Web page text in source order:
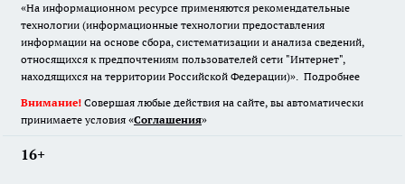
«На информационном ресурсе применяются рекомендательные
технологии (информационные технологии предоставления
информации на основе сбора, систематизации и анализа сведений,
относящихся к предпочтениям пользователей сети "Интернет",
находящихся на территории Российской Федерации)». Подробнее
Внимание! Совершая любые действия на сайте, вы автоматически
принимаете условия «Cоглашения»
16+